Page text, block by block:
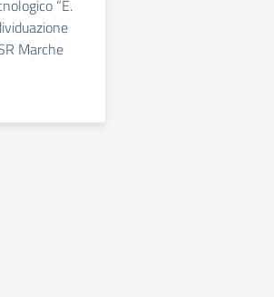
“E.
Marche